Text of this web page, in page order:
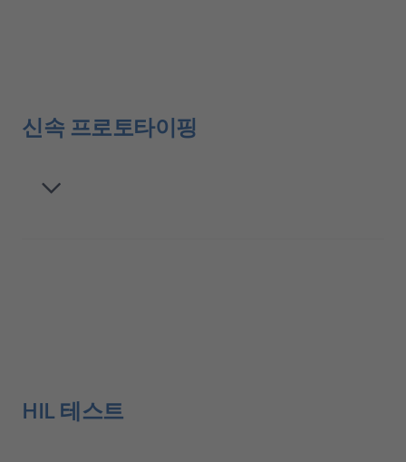
신속 프로토타이핑
HIL 테스트